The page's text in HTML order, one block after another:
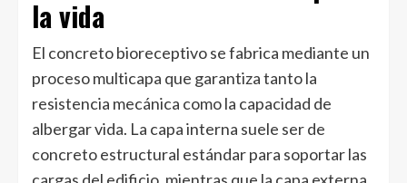
la vida
El concreto bioreceptivo se fabrica mediante un
proceso multicapa que garantiza tanto la
resistencia mecánica como la capacidad de
albergar vida. La capa interna suele ser de
concreto estructural estándar para soportar las